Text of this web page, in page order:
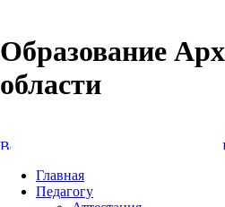
Образование
области
Главная
Педагогу